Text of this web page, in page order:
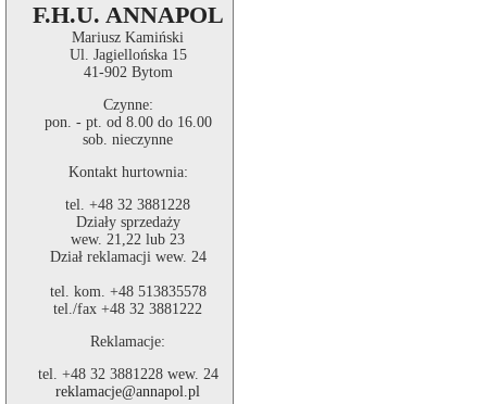
F.H.U. ANNAPOL
Mariusz Kamiński
Ul. Jagiellońska 15
41-902 Bytom
Czynne:
pon. - pt. od 8.00 do 16.00
sob. nieczynne
Kontakt hurtownia:
tel. +48 32 3881228
Działy sprzedaży
wew. 21,22 lub 23
Dział reklamacji wew. 24
tel. kom. +48 513835578
tel./fax +48 32 3881222
Reklamacje:
tel. +48 32 3881228 wew. 24
reklamacje@annapol.pl